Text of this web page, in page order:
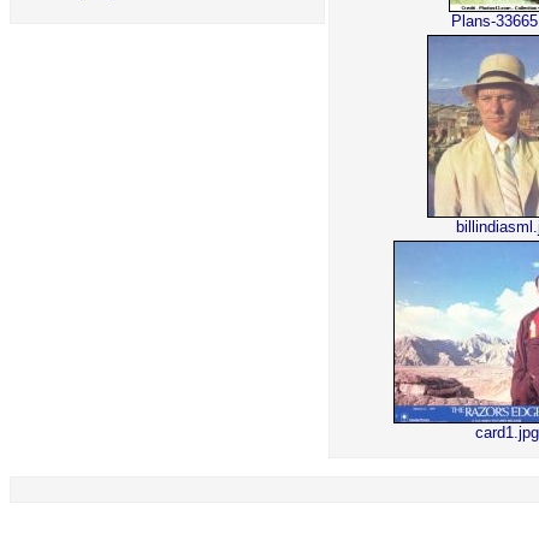
Plans-
card1.jpg